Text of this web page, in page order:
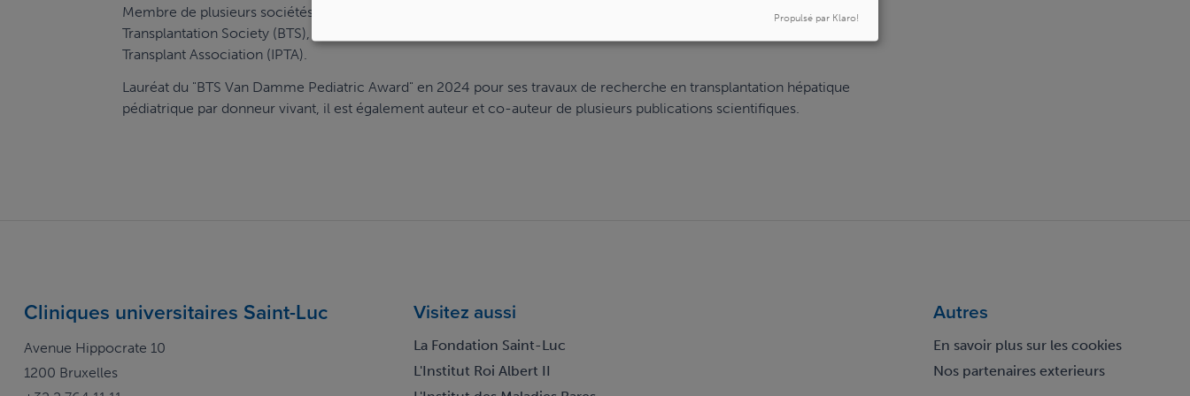
Membre de plusieurs sociétés scientifiques comme la Société Royale Belge de Chirurgie (RBSS), la Belgian
Transplantation Society (BTS), l’European Society for Organ Transplantation (ESOT) et l’International Pediatric
Transplant Association (IPTA).
Lauréat du "BTS Van Damme Pediatric Award" en 2024 pour ses travaux de recherche en transplantation hépatique
pédiatrique par donneur vivant, il est également auteur et co-auteur de plusieurs publications scientifiques.
Cliniques universitaires Saint-Luc
Avenue Hippocrate 10
1200 Bruxelles
Visitez aussi
La Fondation Saint-Luc
L'Institut Roi Albert II
Autres
En savoir plus sur les cookies
Nos partenaires exterieurs
Propulsé par Klaro!